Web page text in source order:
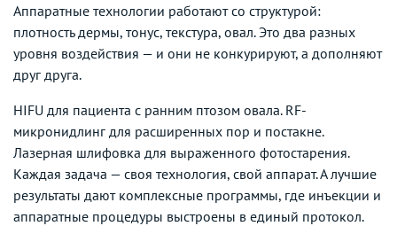
Аппаратные технологии работают со структурой:
плотность дермы, тонус, текстура, овал. Это два разных
уровня воздействия — и они не конкурируют, а дополняют
друг друга.
HIFU для пациента с ранним птозом овала. RF-
микронидлинг для расширенных пор и постакне.
Лазерная шлифовка для выраженного фотостарения.
Каждая задача — своя технология, свой аппарат. А лучшие
результаты дают комплексные программы, где инъекции и
аппаратные процедуры выстроены в единый протокол.